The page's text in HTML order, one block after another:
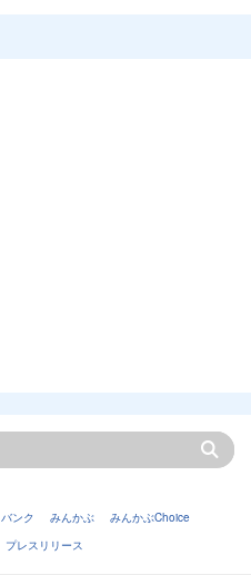
バンク みんかぶ
みんかぶChoice
プレスリリース